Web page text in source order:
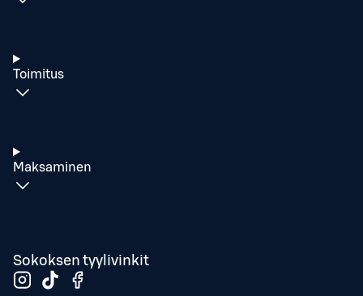
Toimitus
Maksaminen
Sokoksen tyylivinkit